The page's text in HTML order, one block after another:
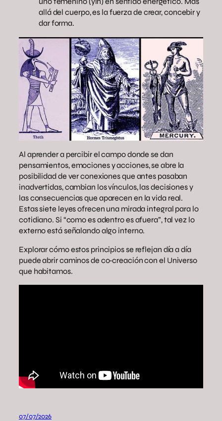
allá del cuerpo, es la fuerza de crear, concebir y
dar forma.
Al aprender a percibir el campo donde se dan
pensamientos, emociones y acciones, se abre la
posibilidad de ver conexiones que antes pasaban
inadvertidas, cambian los vínculos, las decisiones y
las consecuencias que aparecen en la vida real.
Estas siete leyes ofrecen una mirada integral para lo
cotidiano. Si “como es adentro es afuera”, tal vez lo
externo está señalando algo interno.
Explorar cómo estos principios se reflejan día a día
puede abrir caminos de co‑creación con el Universo
que habitamos.
07/07/2026